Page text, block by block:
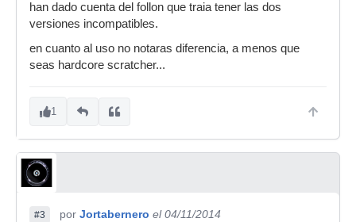
han dado cuenta del follon que traia tener las dos
versiones incompatibles.
en cuanto al uso no notaras diferencia, a menos que
seas hardcore scratcher...
1
#3 por Jortabernero el 04/11/2014